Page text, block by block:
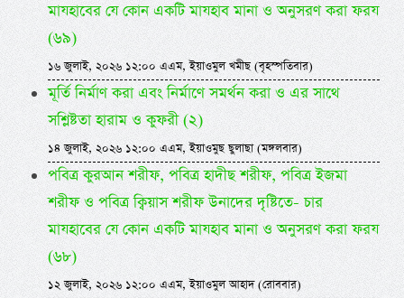
মাযহাবের যে কোন একটি মাযহাব মানা ও অনুসরণ করা ফরয
(৬৯)
১৬ জুলাই, ২০২৬ ১২:০০ এএম, ইয়াওমুল খমীছ (বৃহস্পতিবার)
মূর্তি নির্মাণ করা এবং নির্মাণে সমর্থন করা ও এর সাথে
সশ্লিষ্টতা হারাম ও কুফরী (২)
১৪ জুলাই, ২০২৬ ১২:০০ এএম, ইয়াওমুছ ছুলাছা (মঙ্গলবার)
পবিত্র কুরআন শরীফ, পবিত্র হাদীছ শরীফ, পবিত্র ইজমা
শরীফ ও পবিত্র ক্বিয়াস শরীফ উনাদের দৃষ্টিতে- চার
মাযহাবের যে কোন একটি মাযহাব মানা ও অনুসরণ করা ফরয
(৬৮)
১২ জুলাই, ২০২৬ ১২:০০ এএম, ইয়াওমুল আহাদ (রোববার)